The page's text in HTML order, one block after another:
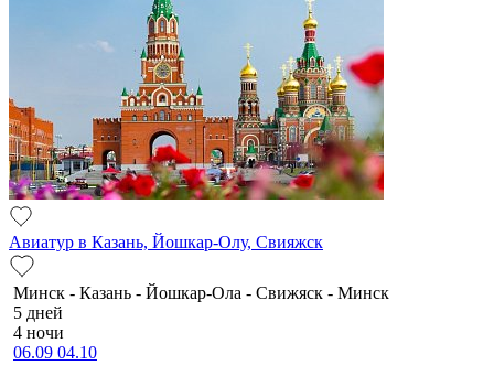
Авиатур в Казань, Йошкар-Олу, Свияжск
Минск - Казань - Йошкар-Ола - Свижяск - Минск
5 дней
4 ночи
06.09 04.10